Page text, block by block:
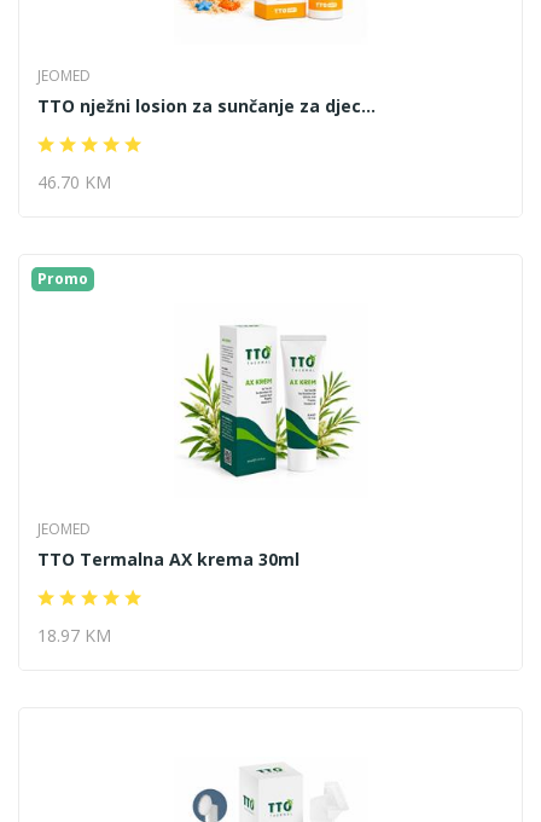
JEOMED
TTO nježni losion za sunčanje za djec...
46.70 KM
Promo
JEOMED
TTO Termalna AX krema 30ml
18.97 KM